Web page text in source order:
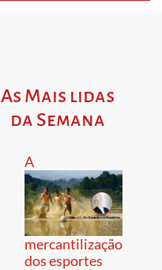
As Mais lidas
da Semana
A
mercantilização
dos esportes